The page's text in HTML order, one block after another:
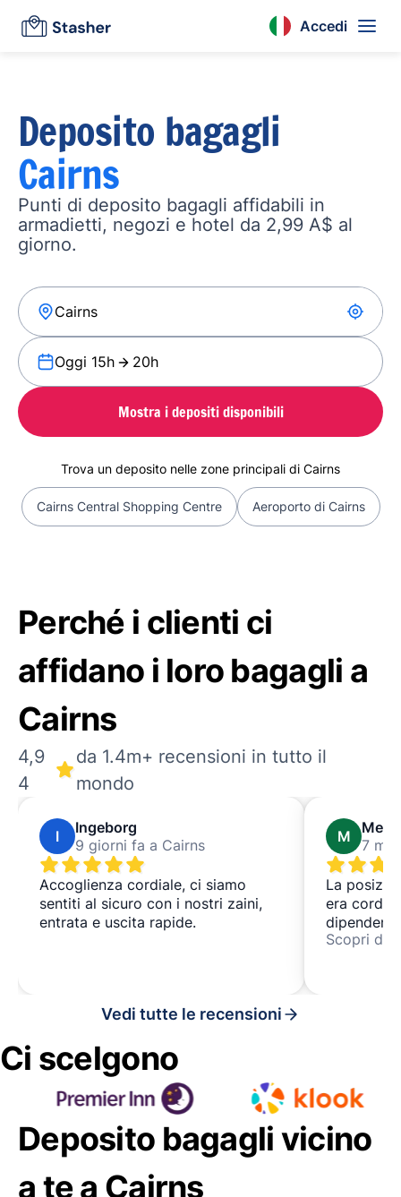
Accedi
Deposito bagagli
Cairns
Punti di deposito bagagli affidabili in
armadietti, negozi e hotel da 2,99 A$ al
giorno.
Oggi 15h 20h
Mostra i depositi disponibili
Trova un deposito nelle zone principali di Cairns
Cairns Central Shopping Centre Aeroporto di Cairns
Perché i clienti ci
affidano i loro bagagli a
Cairns
4,9
4
da 1.4m+ recensioni in tutto il
mondo
I
Ingeborg
9 giorni fa a Cairns
Accoglienza cordiale, ci siamo
sentiti al sicuro con i nostri zaini,
entrata e uscita rapide.
M
7
La
era
ritirare la
Scopri di
Vedi tutte le recensioni
Ci scelgono
Deposito bagagli vicino
a te a Cairns